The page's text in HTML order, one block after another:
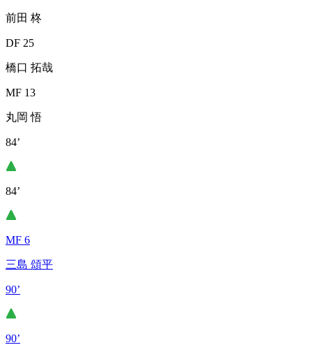
前田 柊
DF 25
橋口 拓哉
MF 13
丸岡 悟
84’
84’
MF 6
三島 頌平
90’
90’